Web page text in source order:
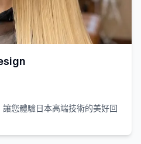
您體驗日本高端技術的美好回